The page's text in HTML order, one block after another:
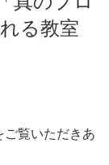
る教室
ご覧いただきあ